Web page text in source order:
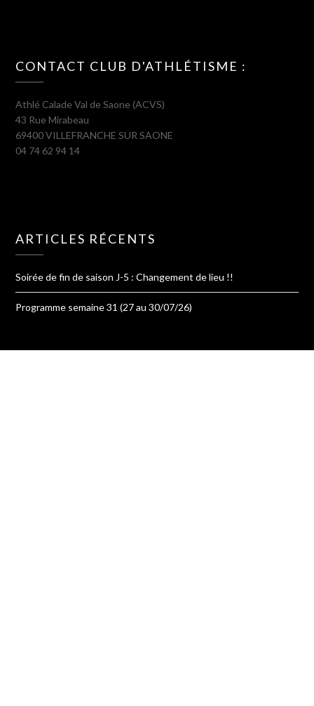
CONTACT CLUB D'ATHLÉTISME :
Athlé Calade Val de Saone (ACVS)
43 Rue Mirabeau
69400 VILLEFRANCHE SUR SAONE
04 74 62 94 14
ARTICLES RÉCENTS
Soirée de fin de saison J-5 : Changement de lieu !!
Programme semaine 31 (27 au 30/07/26)